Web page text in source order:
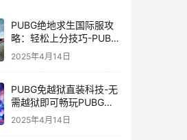
PUBG绝地求生国际服攻
略：轻松上分技巧-PUBG
绝地求生国际服新手入门
2025年4月14日
PUBG免越狱直装科技-无
需越狱即可畅玩PUBG的
安装技巧
2025年4月14日